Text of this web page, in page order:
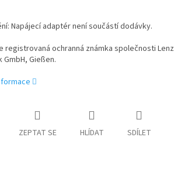
Napájecí adaptér není součástí dodávky.
registrovaná ochranná známka společnosti Lenz
Gießen.
ZEPTAT SE HLÍDAT SDÍLET